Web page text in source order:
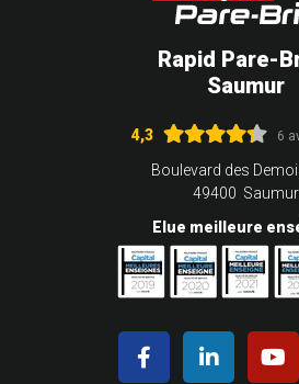
Rapid Pare-
Saumur
4,3 6
Boulevard des
49400 Saumur
Elue meilleure